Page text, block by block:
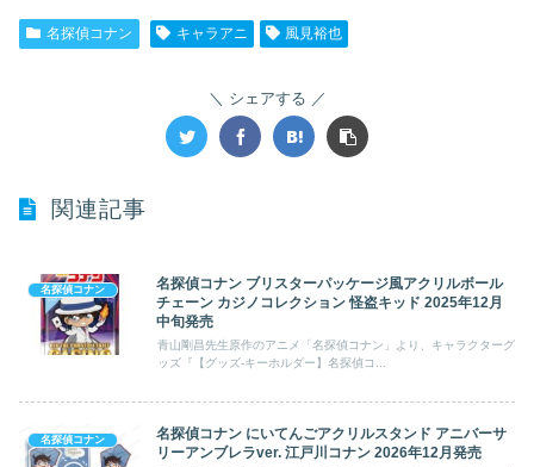
名探偵コナン キャラアニ 風見裕也
シェアする
関連記事
名探偵コナン
名探偵コナン ブリスターパッケージ風アクリルボール
チェーン カジノコレクション 怪盗キッド 2025年12月
中旬発売
青山剛昌先生原作のアニメ「名探偵コナン」より、キャラクターグ
ッズ『【グッズ-キーホルダー】名探偵コ...
名探偵コナン
名探偵コナン にいてんごアクリルスタンド アニバーサ
リーアンブレラver. 江戸川コナン 2026年12月発売